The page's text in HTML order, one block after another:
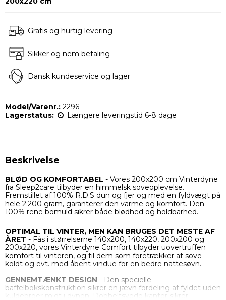
Gratis og hurtig levering
Sikker og nem betaling
Dansk kundeservice og lager
Model/Varenr.: 2296
Lagerstatus:
Længere leveringstid 6-8 dage
Beskrivelse
BLØD OG KOMFORTABEL - Vores 200x200 cm Vinterdyne
fra Sleep2care tilbyder en himmelsk soveoplevelse.
Fremstillet af 100% R.D.S dun og fjer og med en fyldvægt på
hele 2.200 gram, garanterer den varme og komfort. Den
100% rene bomuld sikrer både blødhed og holdbarhed.
OPTIMAL TIL VINTER, MEN KAN BRUGES DET MESTE AF
ÅRET - Fås i størrelserne 140x200, 140x220, 200x200 og
200x220, vores Vinterdyne Comfort tilbyder uovertruffen
komfort til vinteren, og til dem som foretrækker at sove
koldt og evt. med åbent vindue for en bedre nattesøvn.
GENNEMTÆNKT DESIGN - Den specielle
baffelbokskonstruktion sikrer en jævn fordeling af fyldet uden
kuldebroer midt i dynen. Dobbeltsyede kanter sikrer